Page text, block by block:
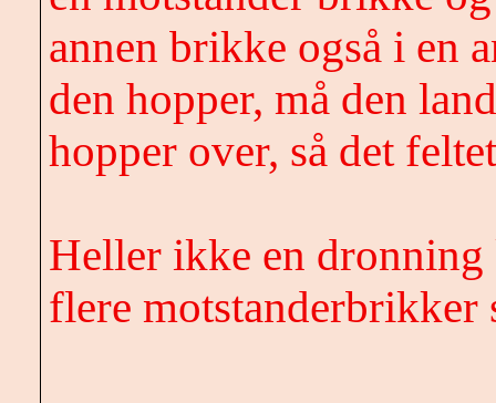
annen brikke også i en
den hopper, må den
hopper over, så det
Heller ikke en
flere motstanderbrikker